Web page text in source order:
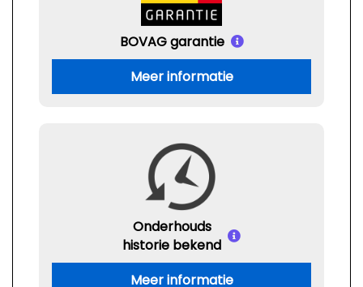
BOVAG garantie
Meer informatie
Onderhouds
historie bekend
Meer informatie